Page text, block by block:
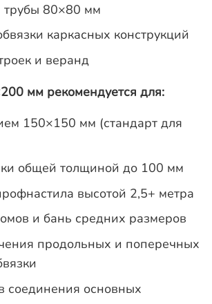
80×80 мм
каркасных конструкций
и веранд
мм рекомендуется для:
150×150 мм (стандарт для
общей толщиной до 100 мм
высотой 2,5+ метра
и бань средних размеров
продольных и поперечных
соединения основных